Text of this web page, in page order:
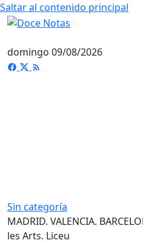
Saltar al contenido principal
domingo 09/08/2026
Sin categoría
MADRID. VALENCIA.
les Arts. Liceu